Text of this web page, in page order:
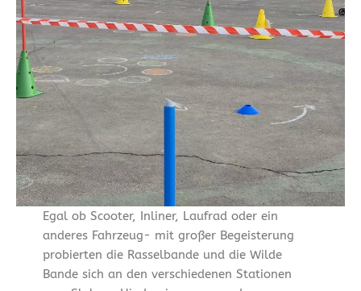
Egal ob Scooter, Inliner, Laufrad oder ein
anderes Fahrzeug- mit großer Begeisterung
probierten die Rasselbande und die Wilde
Bande sich an den verschiedenen Stationen